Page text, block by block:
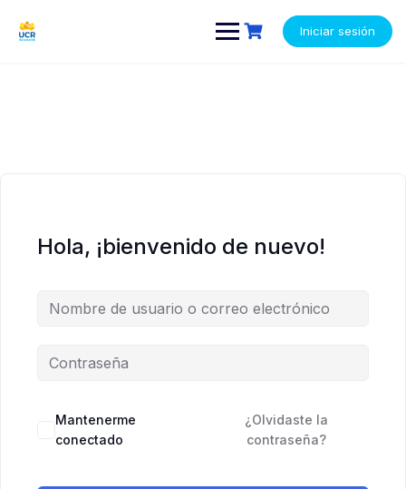
contenido
Iniciar sesión
Hola, ¡bienvenido de nuevo!
Mantenerme
conectado
¿Olvidaste la
contraseña?